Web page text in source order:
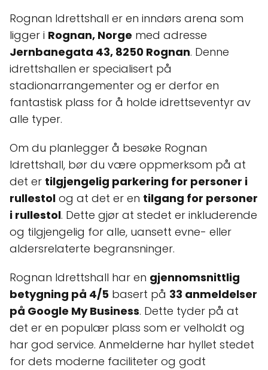
Rognan Idrettshall er en inndørs arena som
ligger i Rognan, Norge med adresse
Jernbanegata 43, 8250 Rognan. Denne
idrettshallen er specialisert på
stadionarrangementer og er derfor en
fantastisk plass for å holde idrettseventyr av
alle typer.
Om du planlegger å besøke Rognan
Idrettshall, bør du være oppmerksom på at
det er tilgjengelig parkering for personer i
rullestol og at det er en tilgang for personer
i rullestol. Dette gjør at stedet er inkluderende
og tilgjengelig for alle, uansett evne- eller
aldersrelaterte begransninger.
Rognan Idrettshall har en gjennomsnittlig
betygning på 4/5 basert på 33 anmeldelser
på Google My Business. Dette tyder på at
det er en populær plass som er velholdt og
har god service. Anmelderne har hyllet stedet
for dets moderne faciliteter og godt